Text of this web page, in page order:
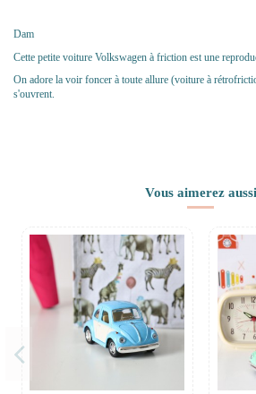
Dam
Cette petite voiture Volkswagen à friction est une
On adore la voir foncer à toute allure (voiture à
s'ouvrent.
Vous aimerez aussi